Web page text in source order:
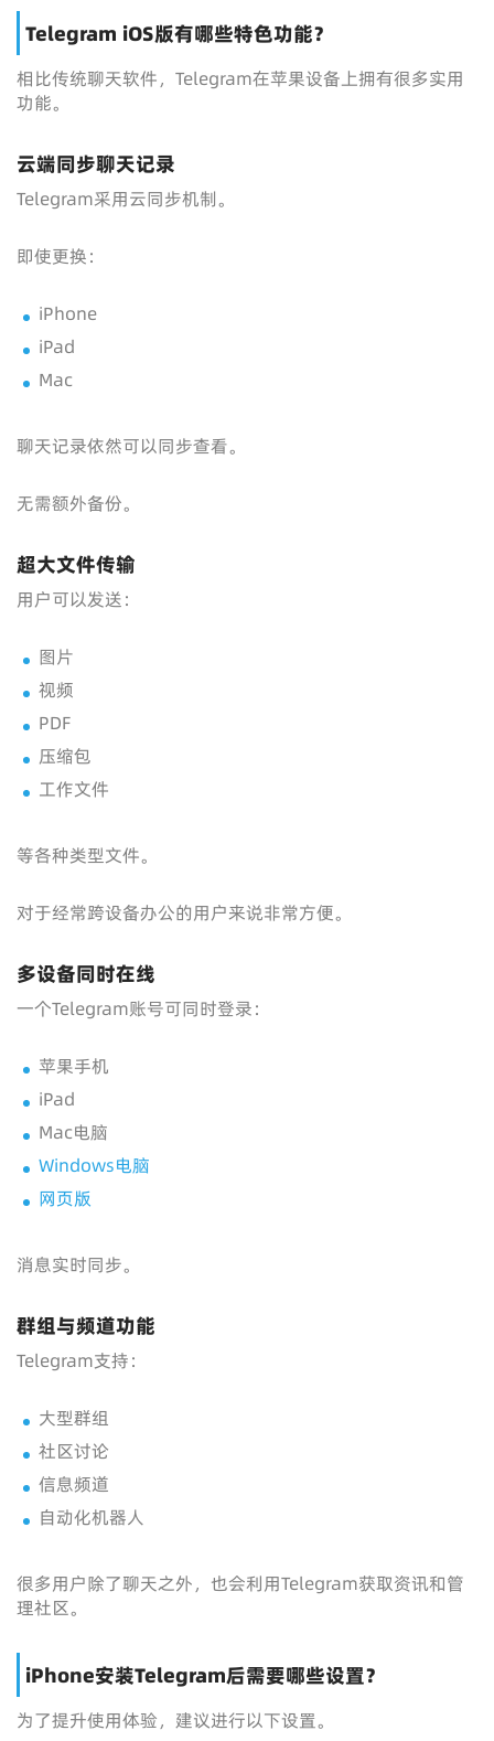
Telegram iOS版有哪些特色功能？
相比传统聊天软件，Telegram在苹果设备上拥有很多实用
功能。
云端同步聊天记录
Telegram采用云同步机制。
即使更换：
iPhone
iPad
Mac
聊天记录依然可以同步查看。
无需额外备份。
超大文件传输
用户可以发送：
图片
视频
PDF
压缩包
工作文件
等各种类型文件。
对于经常跨设备办公的用户来说非常方便。
多设备同时在线
一个Telegram账号可同时登录：
苹果手机
iPad
Mac电脑
Windows电脑
网页版
消息实时同步。
群组与频道功能
Telegram支持：
大型群组
社区讨论
信息频道
自动化机器人
很多用户除了聊天之外，也会利用Telegram获取资讯和管
理社区。
iPhone安装Telegram后需要哪些设置？
为了提升使用体验，建议进行以下设置。